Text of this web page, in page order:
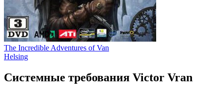
The Incredible Adventures of Van
Helsing
Системные требования Victor Vran